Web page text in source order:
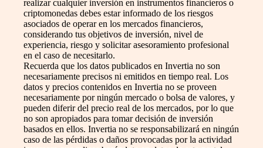
realizar cualquier inversión en instrumentos financieros o
criptomonedas debes estar informado de los riesgos
asociados de operar en los mercados financieros,
considerando tus objetivos de inversión, nivel de
experiencia, riesgo y solicitar asesoramiento profesional
en el caso de necesitarlo.
Recuerda que los datos publicados en Invertia no son
necesariamente precisos ni emitidos en tiempo real. Los
datos y precios contenidos en Invertia no se proveen
necesariamente por ningún mercado o bolsa de valores, y
pueden diferir del precio real de los mercados, por lo que
no son apropiados para tomar decisión de inversión
basados en ellos. Invertia no se responsabilizará en ningún
caso de las pérdidas o daños provocadas por la actividad